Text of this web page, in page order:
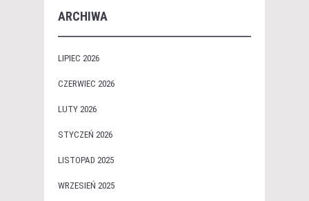
ARCHIWA
LIPIEC 2026
CZERWIEC 2026
LUTY 2026
STYCZEŃ 2026
LISTOPAD 2025
WRZESIEŃ 2025